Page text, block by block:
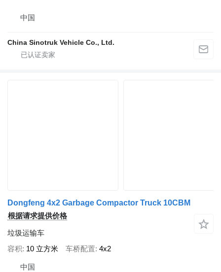
中国
China Sinotruk Vehicle Co., Ltd.
Dongfeng 4x2 Garbage Compactor Truck 10CBM
根据请求提供价格
垃圾运输车
容积 10 立方米 车桥配置 4x2
中国